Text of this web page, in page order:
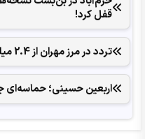
قفل کرد‌!
تردد در مرز مهران از 2.4 میلیون گذشت
اربعین حسینی؛ حماسه‌ای